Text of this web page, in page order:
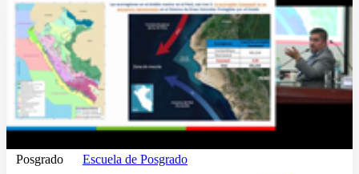
Posgrado Escuela de Posgrado